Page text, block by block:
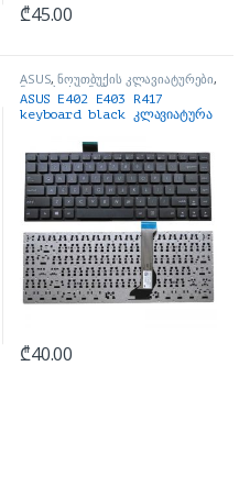
₾45.00
ASUS,ნოუთბუქის კლავიატურები,
ნოუთბუქის ნაწილები და
აქსესუარები
ASUS E402 E403 R417
keyboard black კლავიატურა
₾40.00